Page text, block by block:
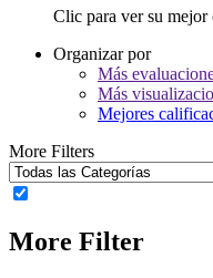
Clic para ver su mejor
Organizar por
Más
Más
Mejores
More Filters
More Filter